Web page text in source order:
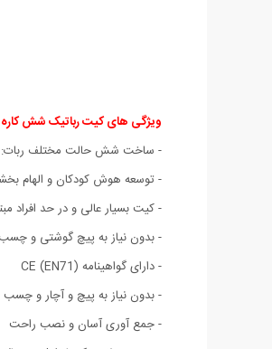
ویژگی های کیت رباتیک شش
- ساخت شش حالت مختلف ربات:
- توسعه هوش کودکان و الهام
- کیت بسیار عالی و در حد افراد
- بدون نیاز به پیچ گوشتی و
- دارای گواهینامه CE (EN71)
- بدون نیاز به پیچ و آچار و چسب
- جمع آوری آسان و نصب راحت